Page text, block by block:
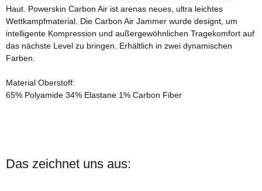
Haut. Powerskin Carbon Air ist arenas neues, ultra leichtes
Wettkampfmaterial. Die Carbon Air Jammer wurde designt, um
intelligente Kompression und außergewöhnlichen Tragekomfort auf
das nächste Level zu bringen. Erhältlich in zwei dynamischen
Farben.
Material Oberstoff:
65% Polyamide 34% Elastane 1% Carbon Fiber
Das zeichnet uns aus: